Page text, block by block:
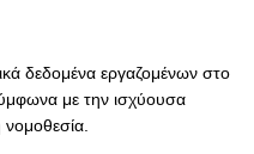
δεδομένα εργαζομένων στο
με την ισχύουσα
νομοθεσία.